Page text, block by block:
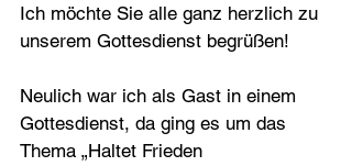
Ich möchte Sie alle ganz herzlich zu
unserem Gottesdienst begrüßen!
Neulich war ich als Gast in einem
Gottes­dienst, da ging es um das
Thema „Haltet Frieden